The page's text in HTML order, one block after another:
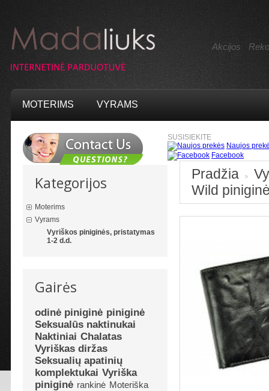
Akcijos
MOTERIMS VYRAMS
Kategorijos
Moterims
Vyrams
Vyriškos piniginės, pristatymas
1-2 d.d.
Gairės
odinė piniginė piniginė
Seksualūs naktinukai
Naktiniai Chalatas
Vyriškas diržas
Seksualių apatinių
komplektukai Vyriška
piniginė rankinė Moteriška
SUSISIEKITE
Naujos
Facebook
Pradžia
Wild